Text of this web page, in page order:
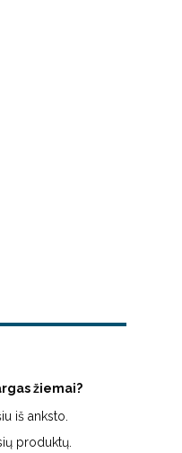
žiemai?
iš anksto.
produktų.